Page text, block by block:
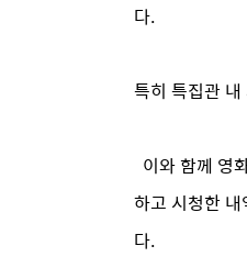
다.
특히 특집관
이와 함께 영
하고 시청한
다.